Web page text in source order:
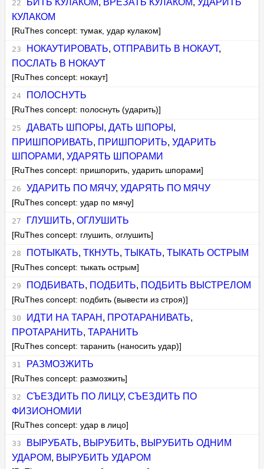
БИТЬ КУЛАКОМ, ВРЕЗАТЬ КУЛАКОМ, УДАРИТЬ
КУЛАКОМ
[RuThes concept: тумак, удар кулаком]
НОКАУТИРОВАТЬ, ОТПРАВИТЬ В НОКАУТ,
ПОСЛАТЬ В НОКАУТ
[RuThes concept: нокаут]
ПОЛОСНУТЬ
[RuThes concept: полоснуть (ударить)]
ДАВАТЬ ШПОРЫ , ДАТЬ ШПОРЫ ,
ПРИШПОРИВАТЬ, ПРИШПОРИТЬ,УДАРИТЬ
ШПОРАМИ ,УДАРЯТЬ ШПОРАМИ
[RuThes concept: пришпорить, ударить шпорами]
УДАРИТЬ ПО МЯЧУ, УДАРЯТЬ ПО МЯЧУ
[RuThes concept: удар по мячу]
ГЛУШИТЬ, ОГЛУШИТЬ
[RuThes concept: глушить, оглушить]
ПОТЫКАТЬ, ТКНУТЬ, ТЫКАТЬ, ТЫКАТЬ ОСТРЫМ
[RuThes concept: тыкать острым]
ПОДБИВАТЬ, ПОДБИТЬ, ПОДБИТЬ ВЫСТРЕЛОМ
[RuThes concept: подбить (вывести из строя)]
ИДТИ НА ТАРАН , ПРОТАРАНИВАТЬ,
ПРОТАРАНИТЬ,ТАРАНИТЬ
[RuThes concept: таранить (наносить удар)]
РАЗМОЗЖИТЬ
[RuThes concept: размозжить]
СЪЕЗДИТЬ ПО ЛИЦУ, СЪЕЗДИТЬ ПО
ФИЗИОНОМИИ
[RuThes concept: удар в лицо]
ВЫРУБАТЬ, ВЫРУБИТЬ, ВЫРУБИТЬ ОДНИМ
УДАРОМ, ВЫРУБИТЬ УДАРОМ